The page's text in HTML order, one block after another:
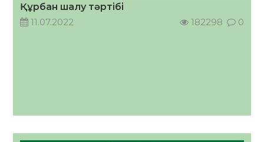
Құрбан шалу тәртібі
11.07.2022
182298 0